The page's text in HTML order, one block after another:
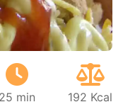
25 min 192 Kcal